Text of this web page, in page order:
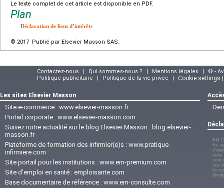
Le texte complet de cet article est disponible en PDF.
Plan
Déclaration de liens d’intérêts
© 2017 Publié par Elsevier Masson SAS.
Contactez-nous Qui sommes-nous ? Mentions légales
© -
Politique publicitaire
Politique de la vie privée Cookie settings
Les sites Elsevier Masson
Site e-commerce : www.elsevier-masson.fr
Portail corporate : www.elsevier-masson.com
Suivez notre actualité sur le blog Elsevier Masson : blog.elsevier-
masson.fr
Plateforme de formation des infirmier(e)s : www.pratique-
infirmiere.com
Site portail pour les institutions : www.em-premium.com
Site d'emploi en santé : emploisante.com
Base documentaire de référence : www.em-consulte.com
EM-
En
vous
sont
Les
Le